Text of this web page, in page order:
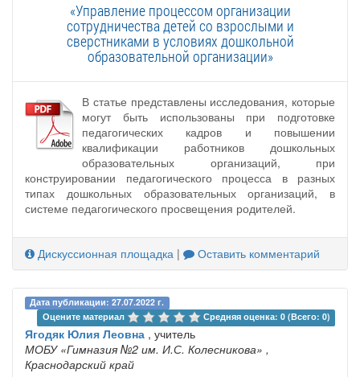
«Управление процессом организации
сотрудничества детей со взрослыми и
сверстниками в условиях дошкольной
образовательной организации»
В статье представлены исследования, которые
могут быть использованы при подготовке
педагогических кадров и повышении
квалификации работников дошкольных
образовательных организаций, при
конструировании педагогического процесса в разных
типах дошкольных образовательных организаций, в
системе педагогического просвещения родителей.
Дискуссионная площадка | Оставить комментарий
Дата публикации: 27.07.2022 г.
Оцените материал
Средняя оценка: 0 (Всего: 0)
Ягодяк Юлия Леовна , учитель
МОБУ «Гимназия №2 им. И.С. Колесникова» ,
Краснодарский край